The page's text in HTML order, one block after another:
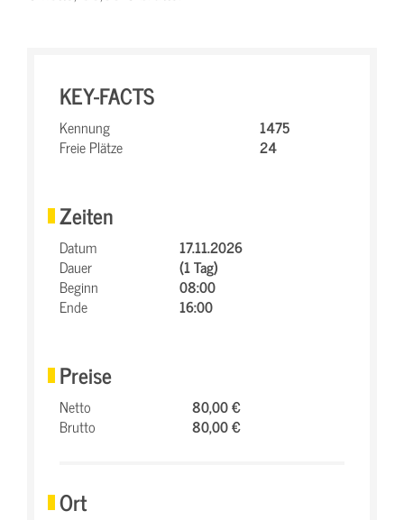
KEY-FACTS
Kennung
1475
Freie Plätze
24
Zeiten
Datum
17.11.2026
Dauer
(1 Tag)
Beginn
08:00
Ende
16:00
Preise
Netto
80,00 €
Brutto
80,00 €
Ort